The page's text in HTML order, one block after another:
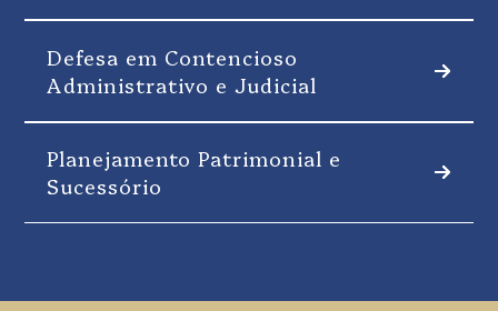
Defesa em Contencioso
Administrativo e Judicial
Planejamento Patrimonial e
Sucessório